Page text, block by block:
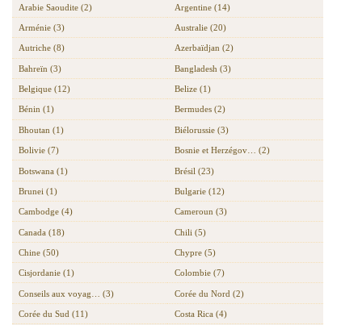
Arabie Saoudite (2) Argentine (14)
Arménie (3) Australie (20)
Autriche (8) Azerbaïdjan (2)
Bahreïn (3) Bangladesh (3)
Belgique (12) Belize (1)
Bénin (1) Bermudes (2)
Bhoutan (1) Biélorussie (3)
Bolivie (7) Bosnie et Herzégov… (2)
Botswana (1) Brésil (23)
Brunei (1) Bulgarie (12)
Cambodge (4) Cameroun (3)
Canada (18) Chili (5)
Chine (50) Chypre (5)
Cisjordanie (1) Colombie (7)
Conseils aux voyag… (3) Corée du Nord (2)
Corée du Sud (11) Costa Rica (4)